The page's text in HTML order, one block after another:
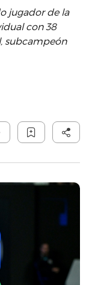
jugador de la
con 38
subcampeón